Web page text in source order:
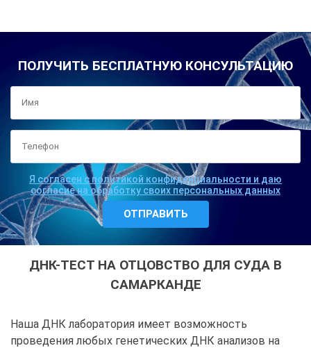
ПОЛУЧИТЬ БЕСПЛАТНУЮ КОНСУЛЬТАЦИЮ
Я согласен с политикой конфиденциальности и даю
согласие на обработку своих персональных данных
ДНК-ТЕСТ НА ОТЦОВСТВО ДЛЯ СУДА В
САМАРКАНДЕ
Наша ДНК лаборатория имеет возможность
проведения любых генетических ДНК анализов на